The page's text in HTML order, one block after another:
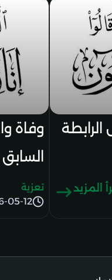
المزيد
وفاة
رئيس
05-12
تعزية